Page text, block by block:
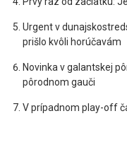
Urgent v
prišlo kvôli horúčavám
Novinka v galantskej
pôrodnom gauči
V prípadnom play-off